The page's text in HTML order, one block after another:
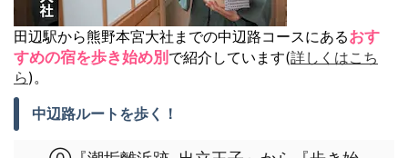
田辺駅から熊野本宮大社までの中辺路コースにあるおす
すめの宿を歩き始め別 で紹介しています(詳しくはこち
ら)。
中辺路ルートを歩く！